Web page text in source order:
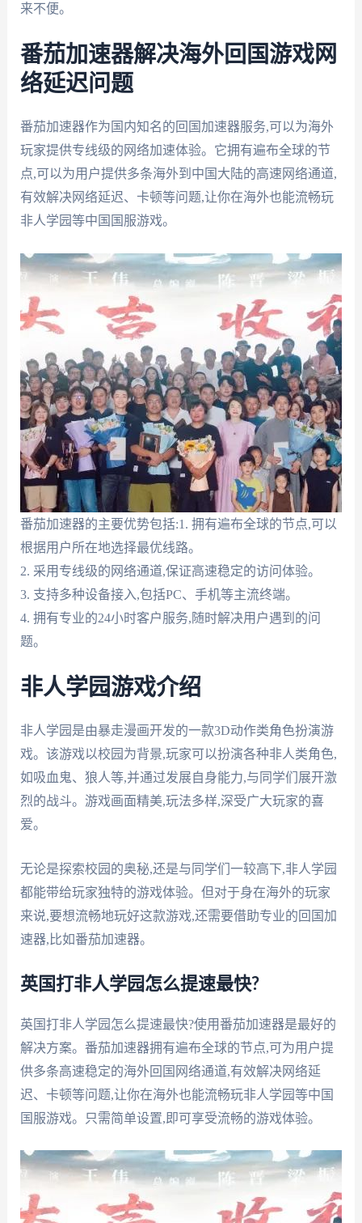
来不便。
番茄加速器解决海外回国游戏网
络延迟问题
番茄加速器作为国内知名的回国加速器服务,可以为海外
玩家提供专线级的网络加速体验。它拥有遍布全球的节
点,可以为用户提供多条海外到中国大陆的高速网络通道,
有效解决网络延迟、卡顿等问题,让你在海外也能流畅玩
非人学园等中国国服游戏。
番茄加速器的主要优势包括:1. 拥有遍布全球的节点,可以
根据用户所在地选择最优线路。
2. 采用专线级的网络通道,保证高速稳定的访问体验。
3. 支持多种设备接入,包括PC、手机等主流终端。
4. 拥有专业的24小时客户服务,随时解决用户遇到的问
题。
非人学园游戏介绍
非人学园是由暴走漫画开发的一款3D动作类角色扮演游
戏。该游戏以校园为背景,玩家可以扮演各种非人类角色,
如吸血鬼、狼人等,并通过发展自身能力,与同学们展开激
烈的战斗。游戏画面精美,玩法多样,深受广大玩家的喜
爱。
无论是探索校园的奥秘,还是与同学们一较高下,非人学园
都能带给玩家独特的游戏体验。但对于身在海外的玩家
来说,要想流畅地玩好这款游戏,还需要借助专业的回国加
速器,比如番茄加速器。
英国打非人学园怎么提速最快?
英国打非人学园怎么提速最快?使用番茄加速器是最好的
解决方案。番茄加速器拥有遍布全球的节点,可为用户提
供多条高速稳定的海外回国网络通道,有效解决网络延
迟、卡顿等问题,让你在海外也能流畅玩非人学园等中国
国服游戏。只需简单设置,即可享受流畅的游戏体验。